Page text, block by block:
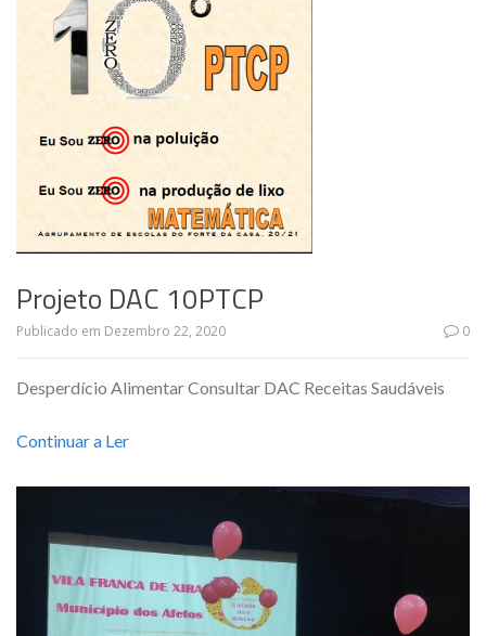
Projeto DAC 10PTCP
Publicado em Dezembro 22, 2020 0
Desperdício Alimentar Consultar DAC Receitas Saudáveis
Continuar a Ler